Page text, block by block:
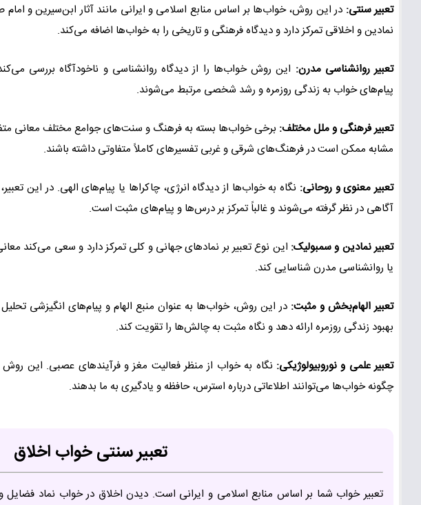
تعبیر سنتی: در این روش، خواب‌ها بر اساس منابع اسلامی و ایرانی مانند آثار ابن‌سیرین و
نمادین و اخلاقی تمرکز دارد و دیدگاه فرهنگی و تاریخی را به خواب‌ها اضافه می‌کند.
تعبیر روانشناسی مدرن: این روش خواب‌ها را از دیدگاه روانشناسی و ناخودآگاه بررسی
پیام‌های خواب به زندگی روزمره و رشد شخصی مرتبط می‌شوند.
تعبیر فرهنگی و ملل مختلف: برخی خواب‌ها بسته به فرهنگ و سنت‌های جوامع مختلف معانی
مشابه ممکن است در فرهنگ‌های شرقی و غربی تفسیرهای کاملاً متفاوتی داشته باشند.
تعبیر معنوی و روحانی: نگاه به خواب‌ها از دیدگاه انرژی، چاکراها یا پیام‌های الهی. در این
آگاهی در نظر گرفته می‌شوند و غالباً تمرکز بر درس‌ها و پیام‌های مثبت است.
تعبیر نمادین و سمبولیک: این نوع تعبیر بر نمادهای جهانی و کلی تمرکز دارد و سعی می‌کند
یا روانشناسی مدرن شناسایی کند.
تعبیر الهام‌بخش و مثبت: در این روش، خواب‌ها به عنوان منبع الهام و پیام‌های انگیزشی
بهبود زندگی روزمره ارائه دهد و نگاه مثبت به چالش‌ها را تقویت کند.
تعبیر علمی و نوروبیولوژیکی: نگاه به خواب از منظر فعالیت مغز و فرآیندهای عصبی. این
چگونه خواب‌ها می‌توانند اطلاعاتی درباره استرس، حافظه و یادگیری به ما بدهند.
تعبیر سنتی خواب اخلاق
تعبیر خواب شما بر اساس منابع اسلامی و ایرانی است. دیدن اخلاق در خواب نماد